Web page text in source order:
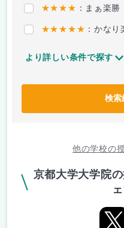
★★★★ ：まぁ楽勝
★★★★★ ：かなり
より詳しい条件で探す
検索
他の学校の
京都大学大学院